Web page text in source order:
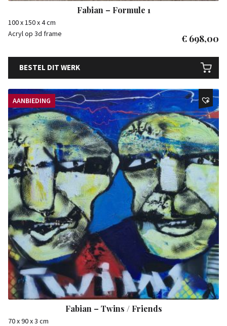
Fabian – Formule 1
100 x 150 x 4 cm
Acryl op 3d frame
€ 698,00
BESTEL DIT WERK
AANBIEDING
Fabian – Twins / Friends
70 x 90 x 3 cm